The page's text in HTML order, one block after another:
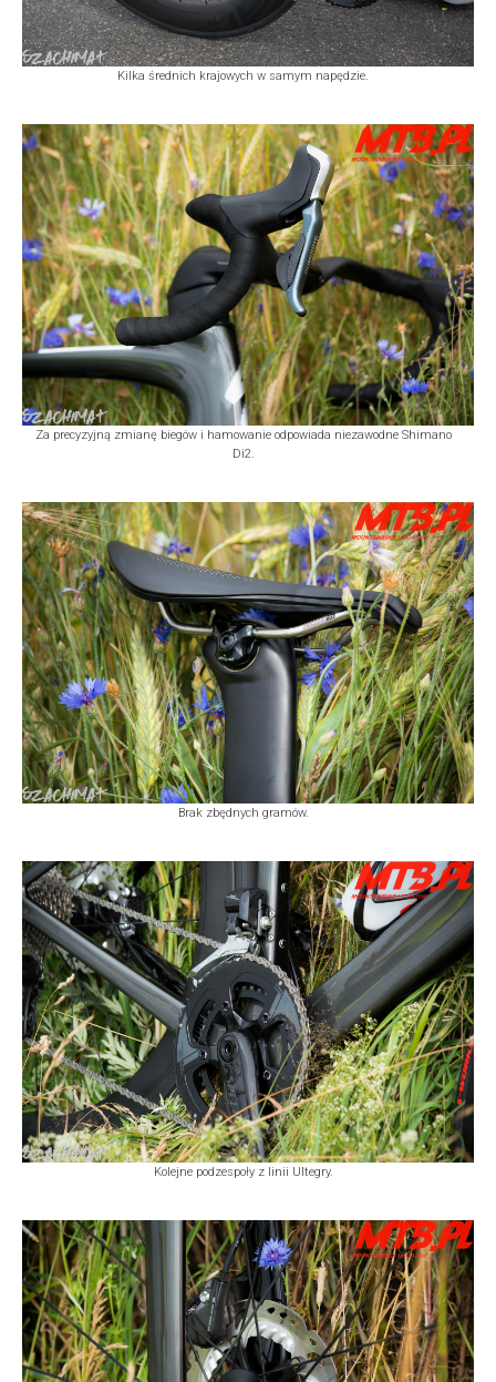
Kilka średnich krajowych w samym napędzie.
Za precyzyjną zmianę biegów i hamowanie odpowiada niezawodne Shimano
Di2.
Brak zbędnych gramów.
Kolejne podzespoły z linii Ultegry.